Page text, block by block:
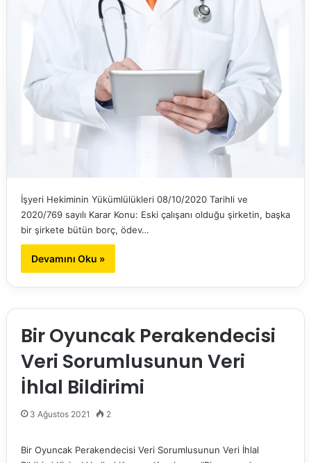
İşyeri Hekiminin Yükümlülükleri 08/10/2020 Tarihli ve
2020/769 sayılı Karar Konu: Eski çalışanı olduğu şirketin, başka
bir şirkete bütün borç, ödev…
Devamını Oku »
Bir Oyuncak Perakendecisi
Veri Sorumlusunun Veri
İhlal Bildirimi
3 Ağustos 2021 2
Bir Oyuncak Perakendecisi Veri Sorumlusunun Veri İhlal